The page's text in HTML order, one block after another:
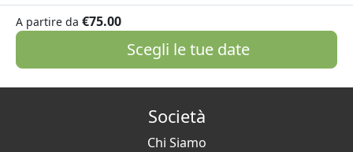
A partire da €75.00
Scegli le tue date
Società
Chi Siamo